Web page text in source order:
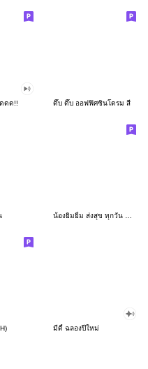
ดด!! ดึ๊บ ดึ๊บ ออฟฟิศซินโดรม สี่
มีดี้ ฉลองปีใหม่